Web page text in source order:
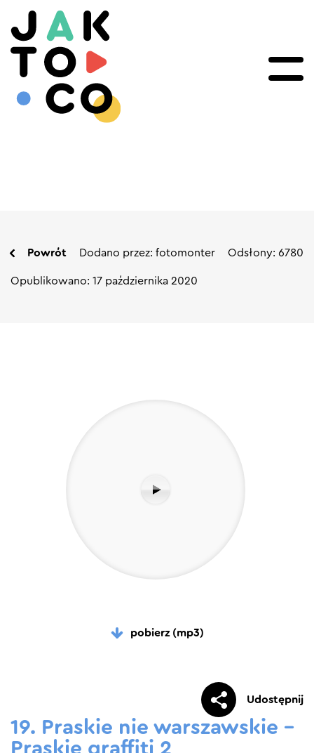
Powrót Dodano przez: fotomonter Odsłony: 6780
Opublikowano: 17 października 2020
pobierz (mp3)
Udostępnij
19. Praskie nie warszawskie –
Praskie graffiti 2